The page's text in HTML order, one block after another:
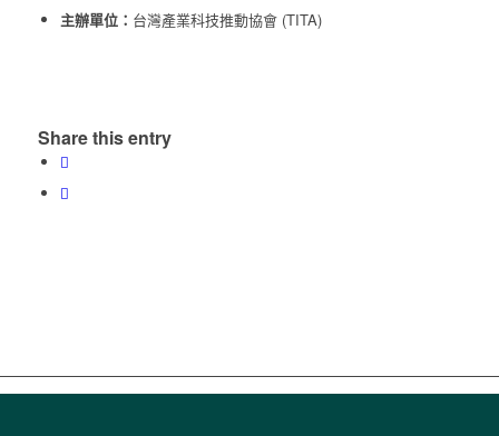
主辦單位： 台灣產業科技推動協會 (TITA)
Share this entry